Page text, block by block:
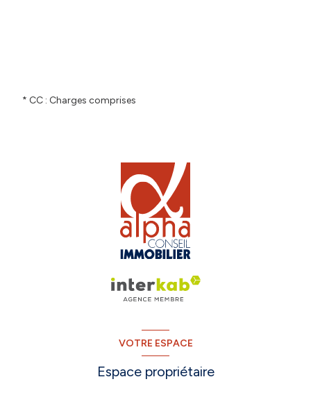
* CC : Charges comprises
VOTRE ESPACE
Espace propriétaire